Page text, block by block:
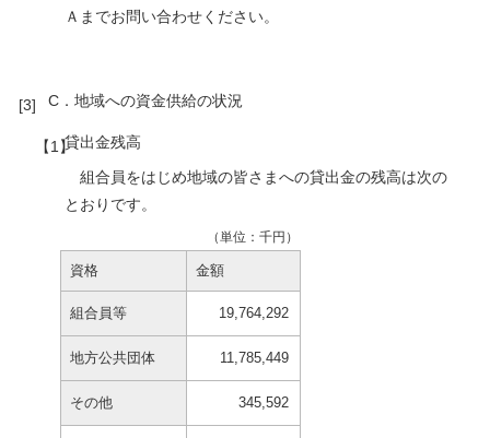
Ａまでお問い合わせください。
C．地域への資金供給の状況
貸出金残高
組合員をはじめ地域の皆さまへの貸出金の残高は次の
とおりです。
（単位：千円）
資格 金額
組合員等 19,764,292
地方公共団体 11,785,449
その他 345,592